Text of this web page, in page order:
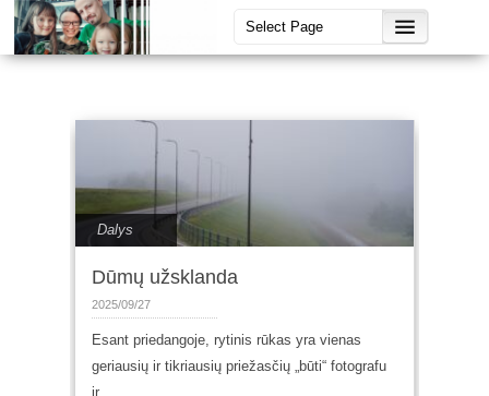
Dalys
Dūmų užsklanda
2025/09/27
Esant priedangoje, rytinis rūkas yra vienas
geriausių ir tikriausių priežasčių „būti“ fotografu
ir